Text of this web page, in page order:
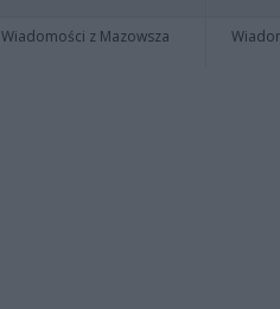
Wiadomości z Mazowsza